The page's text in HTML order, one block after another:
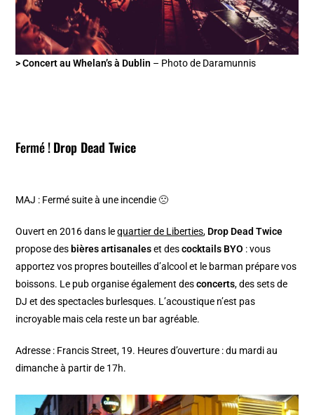
> Concert au Whelan’s à Dublin – Photo de Daramunnis
Fermé !Drop Dead Twice
MAJ : Fermé suite à une incendie 🙁
Ouvert en 2016 dans lequartier de Liberties, Drop Dead Twice
propose des bières artisanaleset descocktails BYO : vous
apportez vos propres bouteilles d’alcool et le barman prépare vos
boissons. Le pub organise également desconcerts, des sets de
DJ et des spectacles burlesques. L’acoustique n’est pas
incroyable mais cela reste un bar agréable.
Adresse : Francis Street, 19. Heures d’ouverture : du mardi au
dimanche à partir de 17h.